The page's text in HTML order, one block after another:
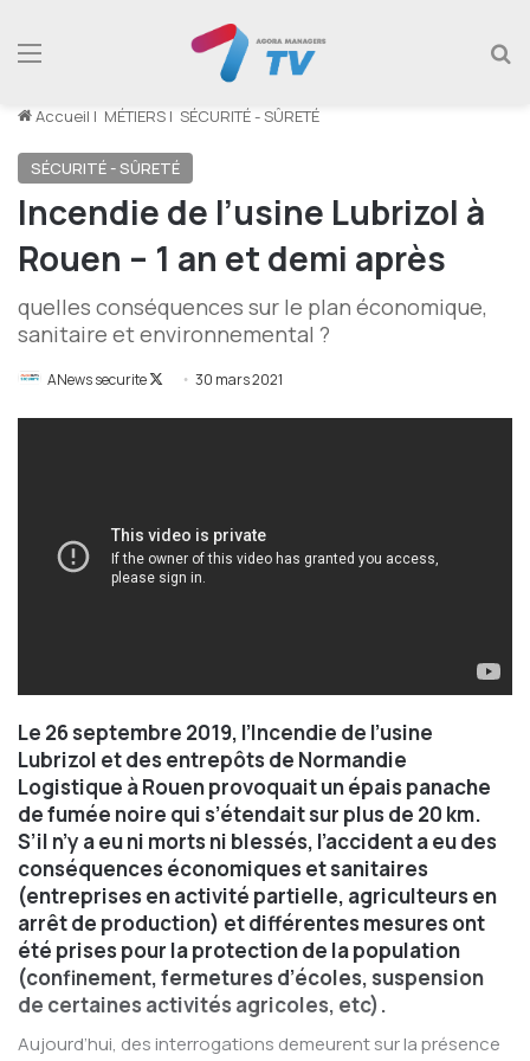
Menu
Accueil | MÉTIERS | SÉCURITÉ - SÛRETÉ
SÉCURITÉ - SÛRETÉ
Incendie de l’usine Lubrizol à
Rouen – 1 an et demi après
quelles conséquences sur le plan économique,
sanitaire et environnemental ?
ANews securite
Follow30 mars 2021
Le 26 septembre 2019, l’Incendie de l’usine
Lubrizol et des entrepôts de Normandie
Logistique à Rouenprovoquait un épais panache
de fumée noire qui s’étendait sur plus de 20 km.
S’il n’y a eu ni morts ni blessés, l’accident a eu des
conséquences économiques et sanitaires
(entreprises en activité partielle, agriculteurs en
arrêt de production) et différentes mesures ont
été prises pour la protection de la population
(confinement, fermetures d’écoles, suspension
de certaines activités agricoles, etc).
Aujourd’hui, des interrogations demeurent sur la présence